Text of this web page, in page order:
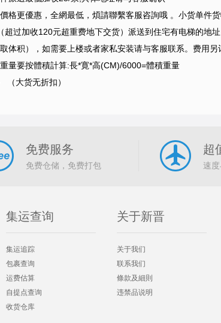
格更優惠，全網最低，煩請聯繫客服咨詢哦 。小货单件
超过加收120元超重费地下交货）派送到住宅有电梯的地
体积），如需要上楼或者家私安装请与客服联系。费用另
量要按體積計算:長*寛*高(CM)/6000=體積重量
（大货无折扣）
免费服务
免费仓储，免费打包
超
速
集运查询
集运追踪
包裹查询
运费估算
自提点查询
收货仓库
关于新晋
关于我们
联系我们
條款及細則
违禁品说明